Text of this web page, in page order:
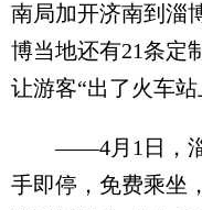
南局加开济南到淄
博当地还有21条定
让游客“出了火车站
——4月1日，淄
手即停，免费乘坐